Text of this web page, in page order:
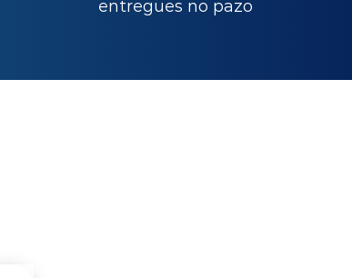
entregues no pazo